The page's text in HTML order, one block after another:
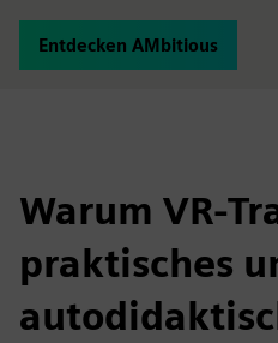
Entdecken AMbitious
Warum VR-
praktisches